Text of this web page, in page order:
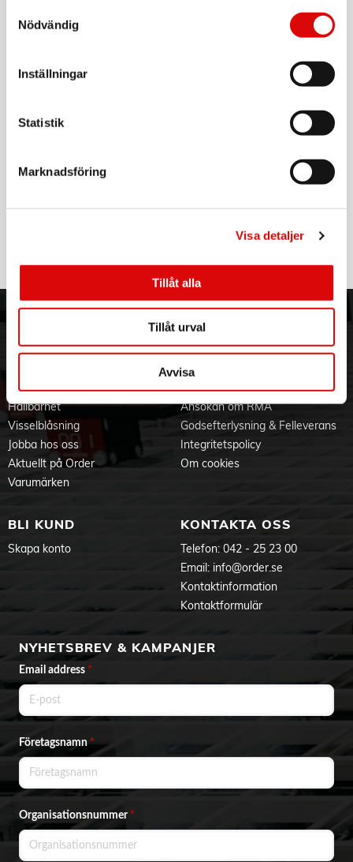
Nödvändig
Inställningar
Statistik
Marknadsföring
Visa detaljer
Tillåt alla
Tillåt urval
Avvisa
Tillbehör
Rek: 39,00 kr
Laddningsbart batteri AA 2600 mAh 4-pack
Art nr:
Rek: 199,00 kr
3PL
Vår historia
Hållbarhet
Visselblåsning
Jobba hos oss
Aktuellt på Order
Varumärken
KUNDTJÄNST
Allmänna villkor
Vanliga frågor
Service & Support
Ansökan om RMA
Godsefterlysning & Felleverans
Integritetspolicy
Om cookies
BLI KUND
Skapa konto
KONTAKTA OSS
Telefon: 042 - 25 23 00
Email: info@order.se
Kontaktinformation
Kontaktformulär
NYHETSBREV & KAMPANJER
Email address *
Företagsnamn*
Organisationsnummer *